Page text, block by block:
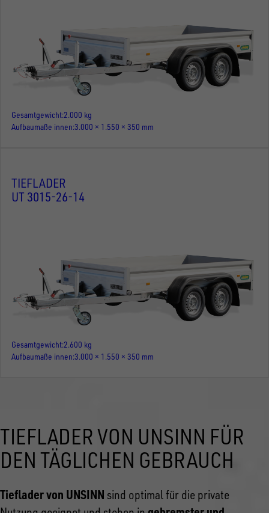
Gesamtgewicht 2.000 kg
Aufbaumaße innen 3.000 × 1.550 × 350 mm
TIEFLADER
UT 3015-26-14
Gesamtgewicht2.600 kg
Aufbaumaße innen 3.000 × 1.550 × 350 mm
TIEFLADER VON UNSINN FÜR
DEN TÄGLICHEN GEBRAUCH
Tieflader von UNSINN sind optimal für die private